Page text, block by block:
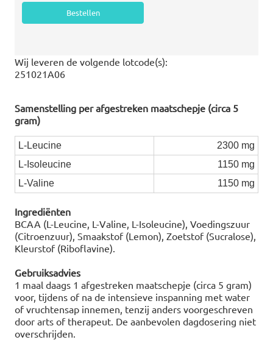
Wij leveren de volgende lotcode(s):
251021A06
Samenstelling per afgestreken maatschepje (circa 5
gram)
L-Leucine
2300 mg
L-Isoleucine
1150 mg
L-Valine
1150 mg
Ingrediënten
BCAA (L-Leucine, L-Valine, L-Isoleucine), Voedingszuur
(Citroenzuur), Smaakstof (Lemon), Zoetstof (Sucralose),
Kleurstof (Riboflavine).
Gebruiksadvies
1 maal daags 1 afgestreken maatschepje (circa 5 gram)
voor, tijdens of na de intensieve inspanning met water
of vruchtensap innemen, tenzij anders voorgeschreven
door arts of therapeut. De aanbevolen dagdosering niet
overschrijden.